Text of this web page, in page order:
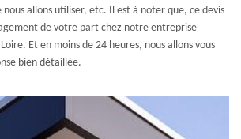
allons utiliser, etc. Il est à noter que, ce devis
de votre part chez notre entreprise
Et en moins de 24 heures, nous allons vous
bien détaillée.